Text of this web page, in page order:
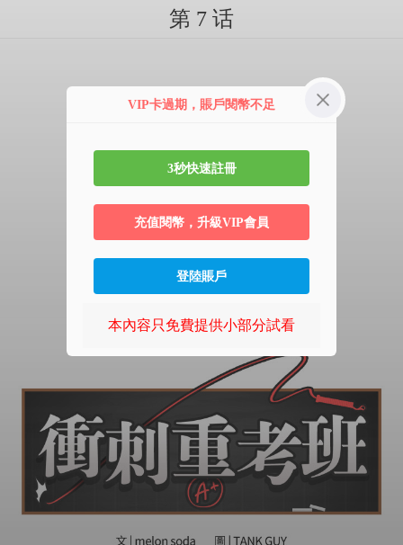
第 7 话
VIP卡過期，賬戶閱幣不足
3秒快速註冊
充值閱幣，升級VIP會員
登陸賬戶
本內容只免費提供小部分試看